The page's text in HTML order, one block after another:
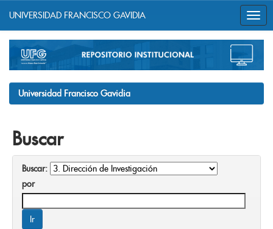
navigation
UNIVERSIDAD FRANCISCO GAVIDIA
Universidad Francisco Gavidia
Buscar
Buscar:
por